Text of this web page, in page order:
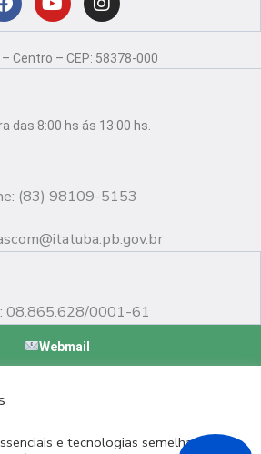
F
c
o
o
Y
u
b
e
I
n
s
g
r
Centro – CEP: 58378-000
das 8:00 hs ás 13:00 hs.
(83) 98109-5153
08.865.628/0001-61
Webmail
e tecnologias semelhantes de